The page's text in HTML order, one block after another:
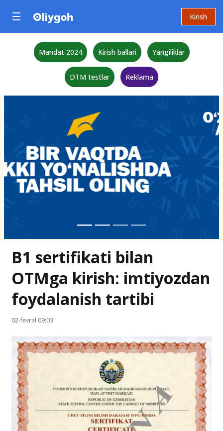
Kirish
Mandat 2024 Kirish ballari Yangiliklar
DTM testlar Reklama
B1 sertifikati bilan
OTMga kirish: imtiyozdan
foydalanish tartibi
02-fevral 09:03